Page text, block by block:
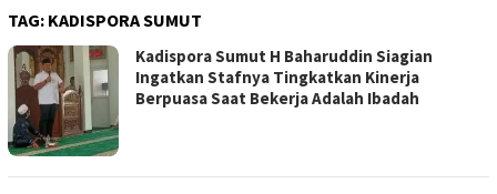
TAG: KADISPORA SUMUT
Kadispora Sumut H Baharuddin Siagian
Ingatkan Stafnya Tingkatkan Kinerja
Berpuasa Saat Bekerja Adalah Ibadah